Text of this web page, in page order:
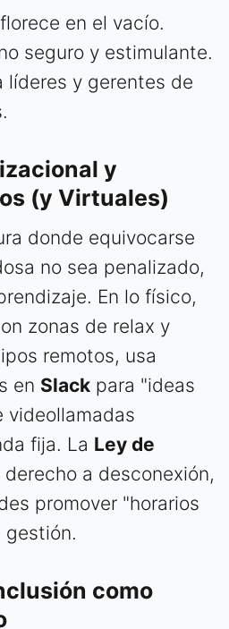
en el vacío.
seguro y estimulante.
líderes y gerentes de
y
(y Virtuales)
donde equivocarse
no sea penalizado,
En lo físico,
zonas de relax y
remotos, usa
en Slack para "ideas
videollamadas
fija. La Ley de
derecho a desconexión,
promover "horarios
gestión.
como